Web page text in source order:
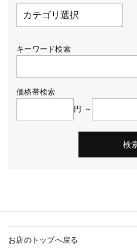
キーワード検索
価格帯検索
円 ～
お店のトップへ戻る